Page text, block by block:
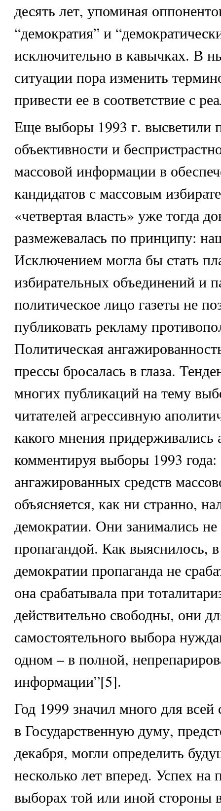
десять лет, упоминая
“демократия” и
исключительно в кавычках. В
ситуации пора изменить
привести ее в соответствие с
Еще выборы 1993 г. высветили
объективности и
массовой информации в
кандидатов с массовым
«четвертая власть» уже тогда
размежевалась по принципу:
Исключением могла бы стать
избирательных объединений и
политическое лицо газеты не
публиковать рекламу
Политическая
прессы бросалась в глаза.
многих публикаций на тему
читателей агрессивную
какого мнения придерживались
комментируя выборы 1993
ангажированных средств
объясняется, как ни странно,
демократии. Они занимались не
пропагандой. Как выяснилось,
демократии пропаганда не
она срабатывала при
действительно свободны, они
самостоятельного выбора
одном – в полной,
информации”[5].
Год 1999 значил много для
в Государственную думу,
декабря, могли определить
несколько лет вперед. Успех на
выборах той или иной стороны